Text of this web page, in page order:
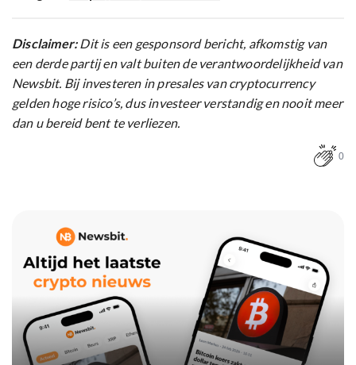
Disclaimer:Dit is een gesponsord bericht, afkomstig van
een derde partij en valt buiten de verantwoordelijkheid van
Newsbit. Bij investeren in presales van cryptocurrency
gelden hoge risico’s, dus investeer verstandig en nooit meer
dan u bereid bent te verliezen.
0